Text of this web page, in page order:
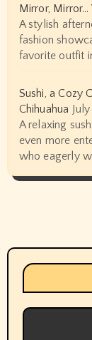
Mirror, Mirror…
A stylish
fashion
favorite outfit
Sushi, a Cozy
Chihuahua
A relaxing
even more
who eagerly